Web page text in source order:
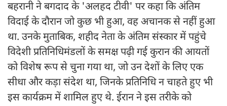
बहरानी ने बगदाद के 'अलहद टीवी' पर कहा कि अंतिम
विदाई के दौरान जो कुछ भी हुआ, वह अचानक से नहीं हुआ
था. उनके मुताबिक, शहीद नेता के अंतिम संस्कार में पहुंचे
विदेशी प्रतिनिधिमंडलों के समक्ष पढ़ी गई कुरान की आयतों
को विशेष रूप से चुना गया था, जो उन देशों के लिए एक
सीधा और कड़ा संदेश था, जिनके प्रतिनिधि न चाहते हुए भी
इस कार्यक्रम में शामिल हुए थे. ईरान ने इस तरीके को